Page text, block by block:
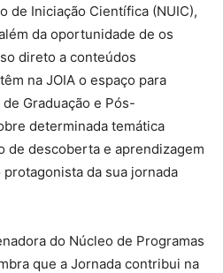
de Iniciação Científica (NUIC),
da oportunidade de os
direto a conteúdos
na JOIA o espaço para
Graduação e Pós-
determinada temática
de descoberta e aprendizagem
da sua jornada
do Núcleo de Programas
que a Jornada contribui na